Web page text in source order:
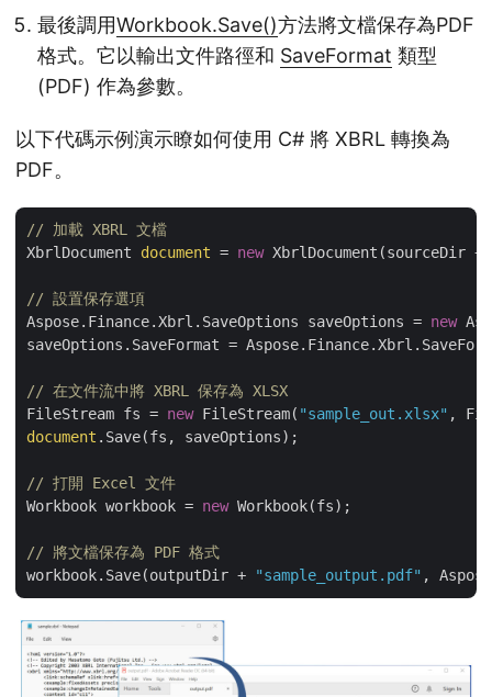
最後調用Workbook.Save()方法將文檔保存為PDF
格式。它以輸出文件路徑和 SaveFormat 類型
(PDF) 作為參數。
以下代碼示例演示瞭如何使用 C# 將 XBRL 轉換為
PDF。
// 加載 XBRL 文檔
XbrlDocument document = new XbrlDocument(sourceDir +
// 設置保存選項
Aspose.Finance.Xbrl.SaveOptions saveOptions = new
saveOptions.SaveFormat =
// 在文件流中將 XBRL 保存為 XLSX
FileStream fs = new FileStream( "sample_out.xlsx"
document .Save(fs, saveOptions);
// 打開 Excel 文件
Workbook workbook = new Workbook(fs);
// 將文檔保存為 PDF 格式
workbook.Save(outputDir +
"sample_output.pdf"